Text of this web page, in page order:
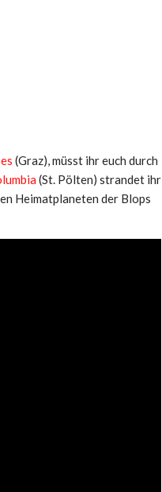
(Graz), müsst ihr euch durch
(St. Pölten) strandet ihr
Heimatplaneten der Blops